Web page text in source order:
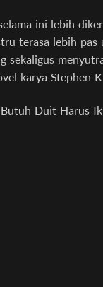
ini lebih
terasa lebih
sekaligus
karya Stephen